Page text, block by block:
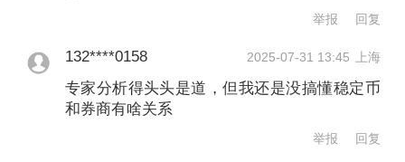
举报 回复
132****0158 2025-07-31 13:45 上海
专家分析得头头是道，但我还是没搞懂稳定币
和券商有啥关系
举报 回复